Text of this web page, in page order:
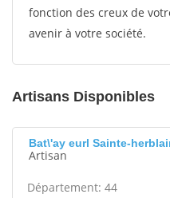
fonction des creux de
avenir à votre société.
Artisans Disponibles
Bat\'ay eurl Sainte-
Artisan
Département: 44